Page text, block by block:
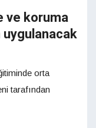
ve koruma
orta
tarafından